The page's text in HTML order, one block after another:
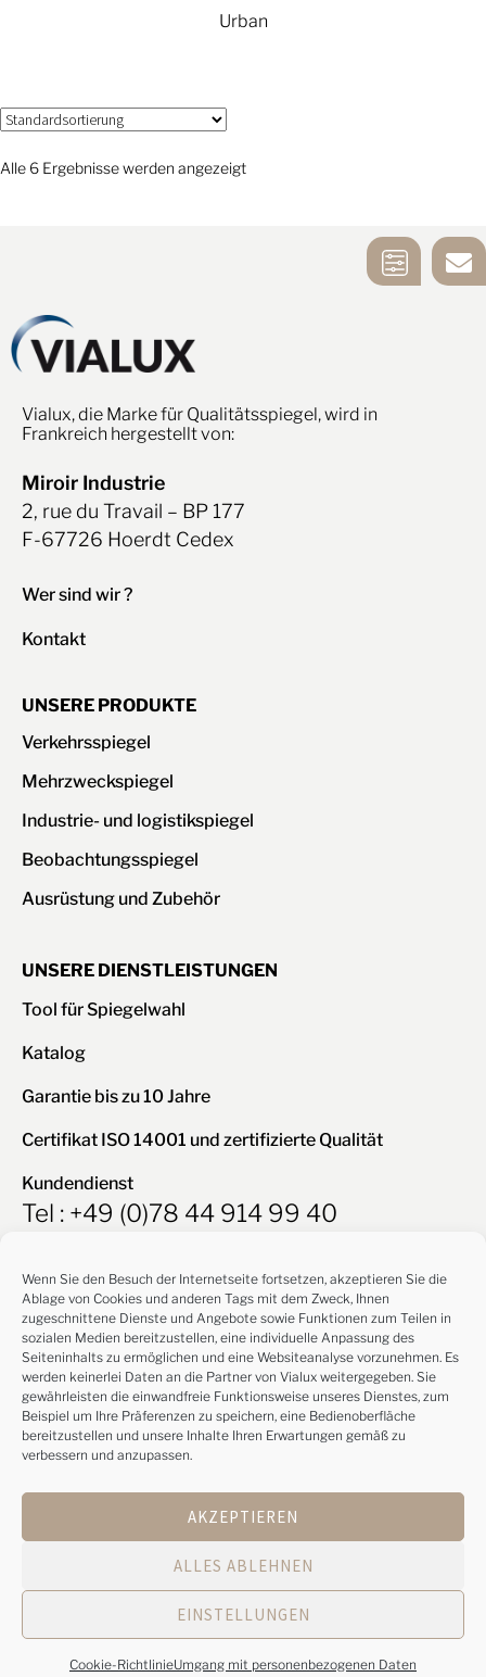
Wenn Sie den Besuch der Internetseite fortsetzen, akzeptieren Sie die
Ablage von Cookies und anderen Tags mit dem Zweck, Ihnen
zugeschnittene Dienste und Angebote sowie Funktionen zum Teilen in
sozialen Medien bereitzustellen, eine individuelle Anpassung des
Seiteninhalts zu ermöglichen und eine Websiteanalyse vorzunehmen. Es
werden keinerlei Daten an die Partner von Vialux weitergegeben. Sie
gewährleisten die einwandfreie Funktionsweise unseres Dienstes, zum
Beispiel um Ihre Präferenzen zu speichern, eine Bedienoberfläche
bereitzustellen und unsere Inhalte Ihren Erwartungen gemäß zu
verbessern und anzupassen.
AKZEPTIEREN
ALLES ABLEHNEN
EINSTELLUNGEN
Cookie-RichtlinieUmgang mit personenbezogenen Daten
Urban
Alle 6 Ergebnisse werden angezeigt
KONTAKTIERE
UNS
Vialux, die Marke für Qualitätsspiegel, wird in
Frankreich hergestellt von:
Miroir Industrie
2, rue du Travail – BP 177
F-67726 Hoerdt Cedex
Wer sind wir ?
Kontakt
UNSERE PRODUKTE
Verkehrsspiegel
Mehrzweckspiegel
Industrie- und logistikspiegel
Beobachtungsspiegel
Ausrüstung und Zubehör
UNSERE DIENSTLEISTUNGEN
Tool für Spiegelwahl
Katalog
Garantie bis zu 10 Jahre
Certifikat ISO 14001 und zertifizierte Qualität
Kundendienst
Tel : +49 (0)78 44 914 99 40
UNSERE ANDEREN SEITEN
GROUPE SPL
PROCITY
ImpressumUmgang mit personenbezogenen Daten
Cookie-RichtlinieCookie-Einstellungen
Conception : Siouxe